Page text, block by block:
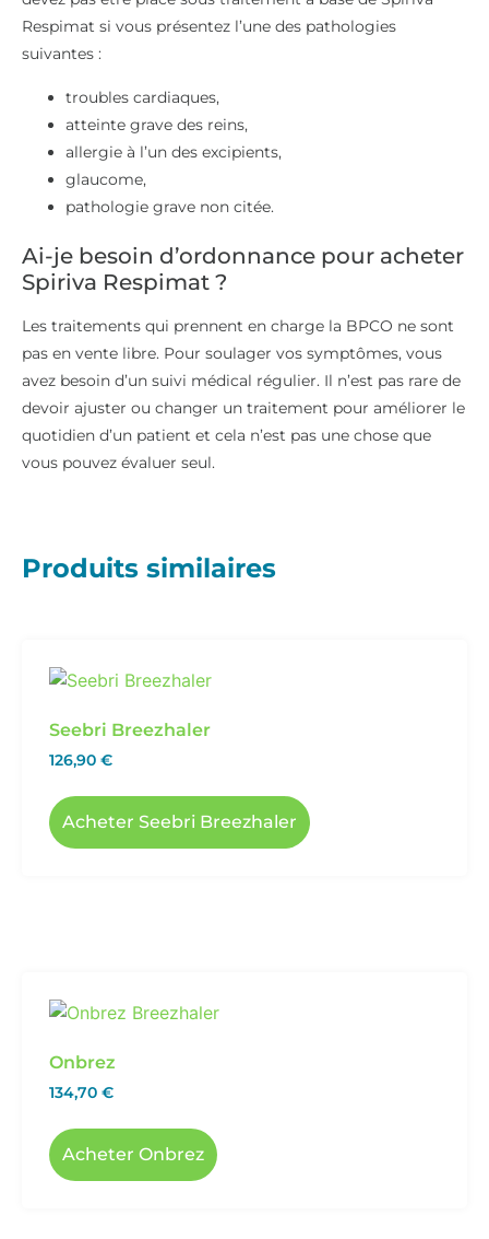
Respimat si vous présentez l’une des pathologies
suivantes :
troubles cardiaques,
atteinte grave des reins,
allergie à l’un des excipients,
glaucome,
pathologie grave non citée.
Ai-je besoin d’ordonnance pour acheter
Spiriva Respimat ?
Les traitements qui prennent en charge la BPCO ne sont
pas en vente libre. Pour soulager vos symptômes, vous
avez besoin d’un suivi médical régulier. Il n’est pas rare de
devoir ajuster ou changer un traitement pour améliorer le
quotidien d’un patient et cela n’est pas une chose que
vous pouvez évaluer seul.
Produits similaires
Seebri Breezhaler
126,90 €
Acheter Seebri Breezhaler
Onbrez
134,70 €
Acheter Onbrez